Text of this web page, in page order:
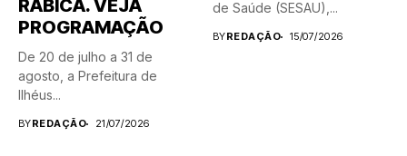
RÁBICA. VEJA
PROGRAMAÇÃO
De 20 de julho a 31 de
agosto, a Prefeitura de
Ilhéus...
BYREDAÇÃO 21/07/2026
de Saúde (SESAU),...
BYREDAÇÃO 15/07/2026